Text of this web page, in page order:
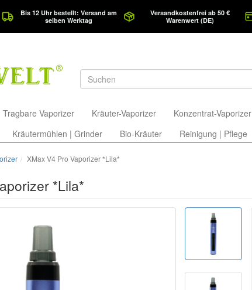
Bis 12 Uhr bestellt: Versand am
selben Werktag
Versandkostenfrei ab 50 €
Warenwert (DE)
Tragbare Vaporizer Kräuter-Vaporizer Konzentrat-Vaporizer
Kräutermühlen | Grinder Bio-Kräuter Reinigung | Pflege
XMax V4 Pro Vaporizer *Lila*
*Lila*